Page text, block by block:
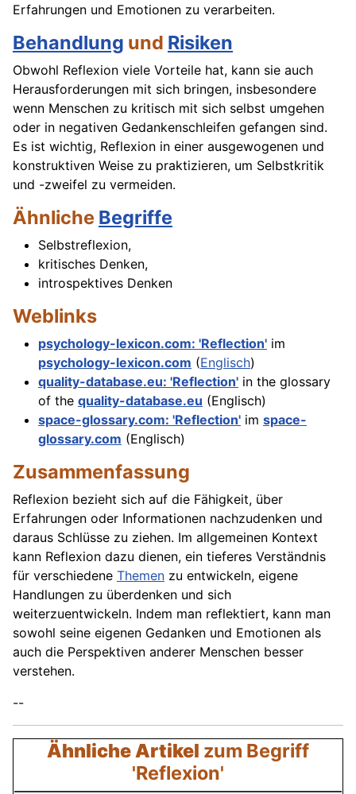
Erfahrungen und Emotionen zu verarbeiten.
Behandlung und Risiken
Obwohl Reflexion viele Vorteile hat, kann sie auch
Herausforderungen mit sich bringen, insbesondere
wenn Menschen zu kritisch mit sich selbst umgehen
oder in negativen Gedankenschleifen gefangen sind.
Es ist wichtig, Reflexion in einer ausgewogenen und
konstruktiven Weise zu praktizieren, um Selbstkritik
und -zweifel zu vermeiden.
Ähnliche Begriffe
Selbstreflexion,
kritisches Denken,
introspektives Denken
Weblinks
psychology-lexicon.com: 'Reflection' im
psychology-lexicon.com (Englisch)
quality-database.eu: 'Reflection' in the glossary
of the quality-database.eu (Englisch)
space-glossary.com: 'Reflection' im space-
glossary.com (Englisch)
Zusammenfassung
Reflexion bezieht sich auf die Fähigkeit, über
Erfahrungen oder Informationen nachzudenken und
daraus Schlüsse zu ziehen. Im allgemeinen Kontext
kann Reflexion dazu dienen, ein tieferes Verständnis
für verschiedene Themen zu entwickeln, eigene
Handlungen zu überdenken und sich
weiterzuentwickeln. Indem man reflektiert, kann man
sowohl seine eigenen Gedanken und Emotionen als
auch die Perspektiven anderer Menschen besser
verstehen.
--
Ähnliche Artikel zum Begriff
'Reflexion'